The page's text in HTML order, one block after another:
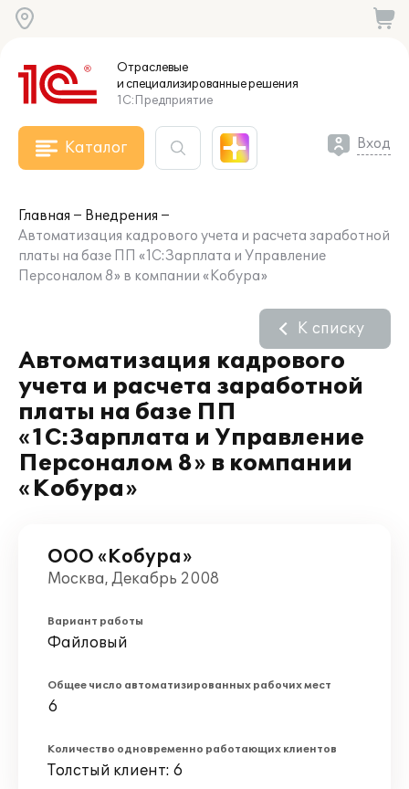
Отраслевые
и специализированныерешения
1С:Предприятие
Каталог Вход
Главная
Внедрения
Автоматизация кадрового учета и расчета заработной
платы на базе ПП «1С:Зарплата и Управление
Персоналом 8» в компании «Кобура»
Автоматизация кадрового
учета и расчета заработной
платы на базе ПП
«1С:Зарплата и Управление
Персоналом 8» в компании
«Кобура»
К списку
ООО «Кобура»
Москва, Декабрь 2008
Вариант работы
Файловый
Общее число автоматизированных рабочих мест
6
Количество одновременно работающих клиентов
Толстый клиент: 6